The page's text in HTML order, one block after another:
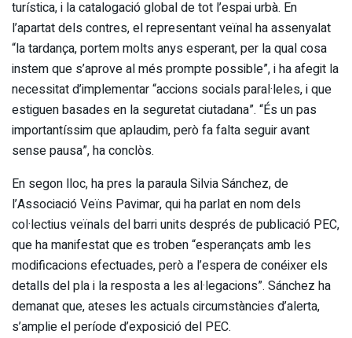
turística, i la catalogació global de tot l’espai urbà. En
l’apartat dels contres, el representant veïnal ha assenyalat
“la tardança, portem molts anys esperant, per la qual cosa
instem que s’aprove al més prompte possible”, i ha afegit la
necessitat d’implementar “accions socials paral·leles, i que
estiguen basades en la seguretat ciutadana”. “És un pas
importantíssim que aplaudim, però fa falta seguir avant
sense pausa”, ha conclòs.
En segon lloc, ha pres la paraula Silvia Sánchez, de
l’Associació Veïns Pavimar, qui ha parlat en nom dels
col·lectius veïnals del barri units després de publicació PEC,
que ha manifestat que es troben “esperançats amb les
modificacions efectuades, però a l’espera de conéixer els
detalls del pla i la resposta a les al·legacions”. Sánchez ha
demanat que, ateses les actuals circumstàncies d’alerta,
s’amplie el període d’exposició del PEC.